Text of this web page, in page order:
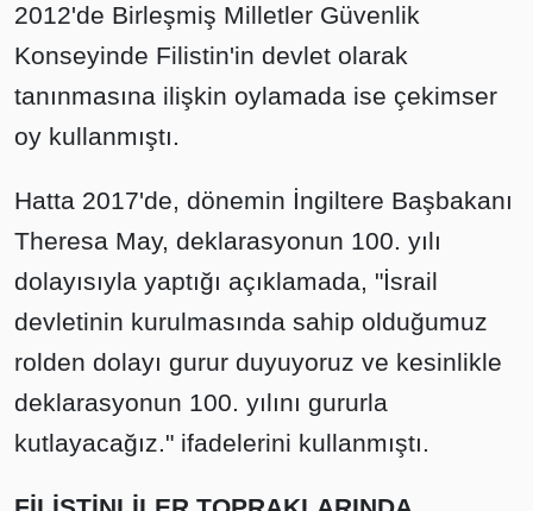
2012'de Birleşmiş Milletler Güvenlik
Konseyinde Filistin'in devlet olarak
tanınmasına ilişkin oylamada ise çekimser
oy kullanmıştı.
Hatta 2017'de, dönemin İngiltere Başbakanı
Theresa May, deklarasyonun 100. yılı
dolayısıyla yaptığı açıklamada, "İsrail
devletinin kurulmasında sahip olduğumuz
rolden dolayı gurur duyuyoruz ve kesinlikle
deklarasyonun 100. yılını gururla
kutlayacağız." ifadelerini kullanmıştı.